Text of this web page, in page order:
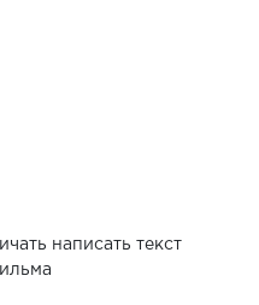
написать текст